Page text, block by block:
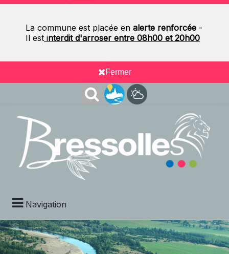
La commune est placée en alerte renforcée -
Il est interdit d'arroser entre 08h00 et 20h00
Fermer
Navigation